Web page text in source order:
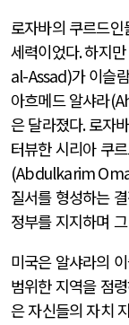
로자바의 쿠르드
세력이었다.하지
al-Assad)가 이슬
아흐메드 알샤라
은 달라졌다.로자
터뷰한 시리아 쿠
(Abdulkarim
질서를 형성하는
정부를 지지하며
미국은 알샤라의
범위한 지역을 점
은 자신들의 자치